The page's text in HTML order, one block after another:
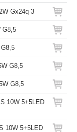
Gx24q-3
G8,5
G8,5
G8,5
10W 5+5LED
10W 5+5LED